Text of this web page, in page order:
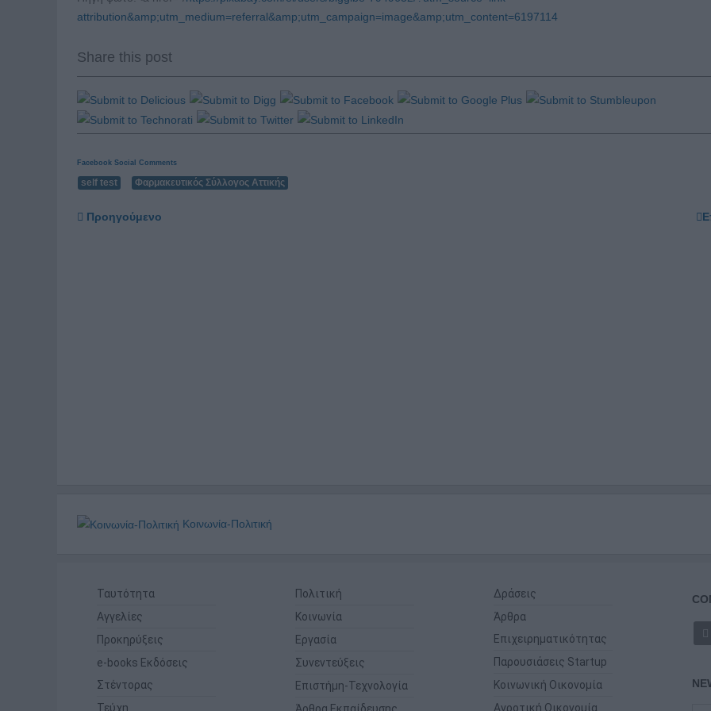
attribution&amp;utm_medium=referral&amp;utm_campaign=image&amp;utm_content=6197114
Share this post
Facebook Social Comments
self test Φαρμακευτικός Σύλλογος Αττικής
Προηγούμενο
Κοινωνία-Πολιτική
Ταυτότητα
Αγγελίες
Προκηρύξεις
e-books Εκδόσεις
Στέντορας
Τεύχη
Πολιτική
Κοινωνία
Εργασία
Συνεντεύξεις
Επιστήμη-Τεχνολογία
Δράσεις
Άρθρα
Επιχειρηματικότητας
Παρουσιάσεις Startup
Κοινωνική Οικονομία
Αγροτική Οικονομία